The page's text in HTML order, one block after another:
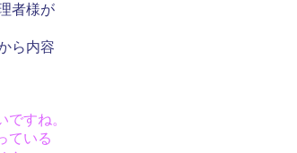
者様が
ら内容
すね。
ている